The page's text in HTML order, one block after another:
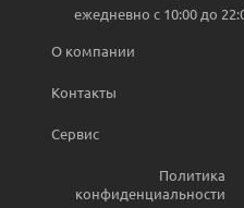
ежедневно c 10:00 до
О компании
Контакты
Сервис
Политика
конфиденциальности